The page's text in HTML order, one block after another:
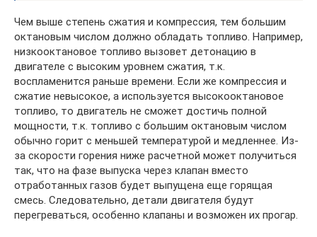
Чем выше степень сжатия и компрессия, тем большим
октановым числом должно обладать топливо. Например,
низкооктановое топливо вызовет детонацию в
двигателе с высоким уровнем сжатия, т.к.
воспламенится раньше времени. Если же компрессия и
сжатие невысокое, а используется высокооктановое
топливо, то двигатель не сможет достичь полной
мощности, т.к. топливо с большим октановым числом
обычно горит с меньшей температурой и медленнее. Из-
за скорости горения ниже расчетной может получиться
так, что на фазе выпуска через клапан вместо
отработанных газов будет выпущена еще горящая
смесь. Следовательно, детали двигателя будут
перегреваться, особенно клапаны и возможен их прогар.